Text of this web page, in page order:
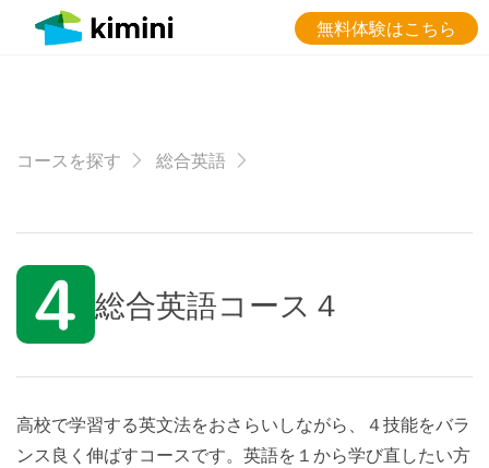
無料体験はこちら
コースを探す 総合英語
総合英語コース４
高校で学習する英文法をおさらいしながら、４技能をバラ
ンス良く伸ばすコースです。英語を１から学び直したい方